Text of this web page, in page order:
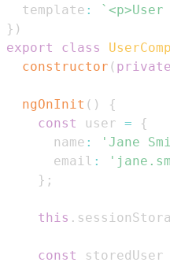
  template
: ` <p>User
} )
export
class
constructor ( private
ngOnInit ( )
{
const
user =
{
      name
: 'Jane
      email
:
} ;
this .
const storedUser